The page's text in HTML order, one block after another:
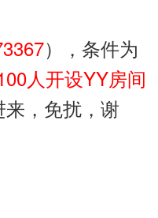
），条件为
人开设YY房间
来，免扰，谢